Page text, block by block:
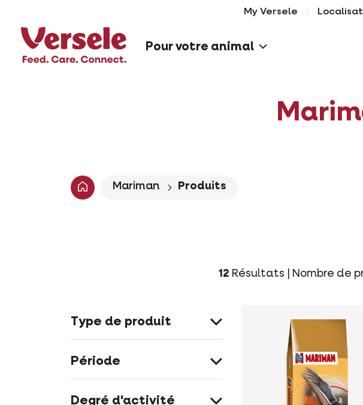
My Versele
Pour votre animal
Mariman Produits
12 Résultats | Nombre de
Type de produit
Période
Degré d'activité